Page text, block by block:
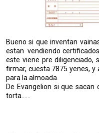
Bueno si que inventan
estan vendiendo
este viene pre diligenciado,
firmar, cuesta 7875 yenes,
para la almoada.
De Evangelion si que
torta......